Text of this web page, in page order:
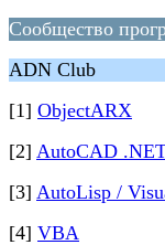
Сообщество
ADN Club
[1] ObjectARX
[2] AutoCAD
[3] AutoLisp /
[4] VBA